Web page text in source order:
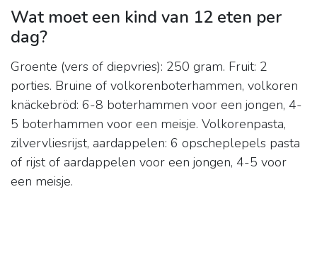
Wat moet een kind van 12 eten per
dag?
Groente (vers of diepvries): 250 gram. Fruit: 2
porties. Bruine of volkorenboterhammen, volkoren
knäckebröd: 6-8 boterhammen voor een jongen, 4-
5 boterhammen voor een meisje. Volkorenpasta,
zilvervliesrijst, aardappelen: 6 opscheplepels pasta
of rijst of aardappelen voor een jongen, 4-5 voor
een meisje.